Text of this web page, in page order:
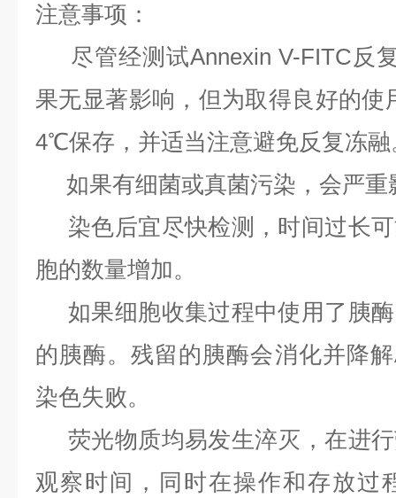
注意事项：
尽管经测试Annexin V-FITC反
果无显著影响，但为取得良好的使
4℃保存，并适当注意避免反复冻融
如果有细菌或真菌污染，会严重
染色后宜尽快检测，时间过长
胞的数量增加。
如果细胞收集过程中使用了胰
的胰酶。残留的胰酶会消化并降
染色失败。
荧光物质均易发生淬灭，在进
观察时间，同时在操作和存放过